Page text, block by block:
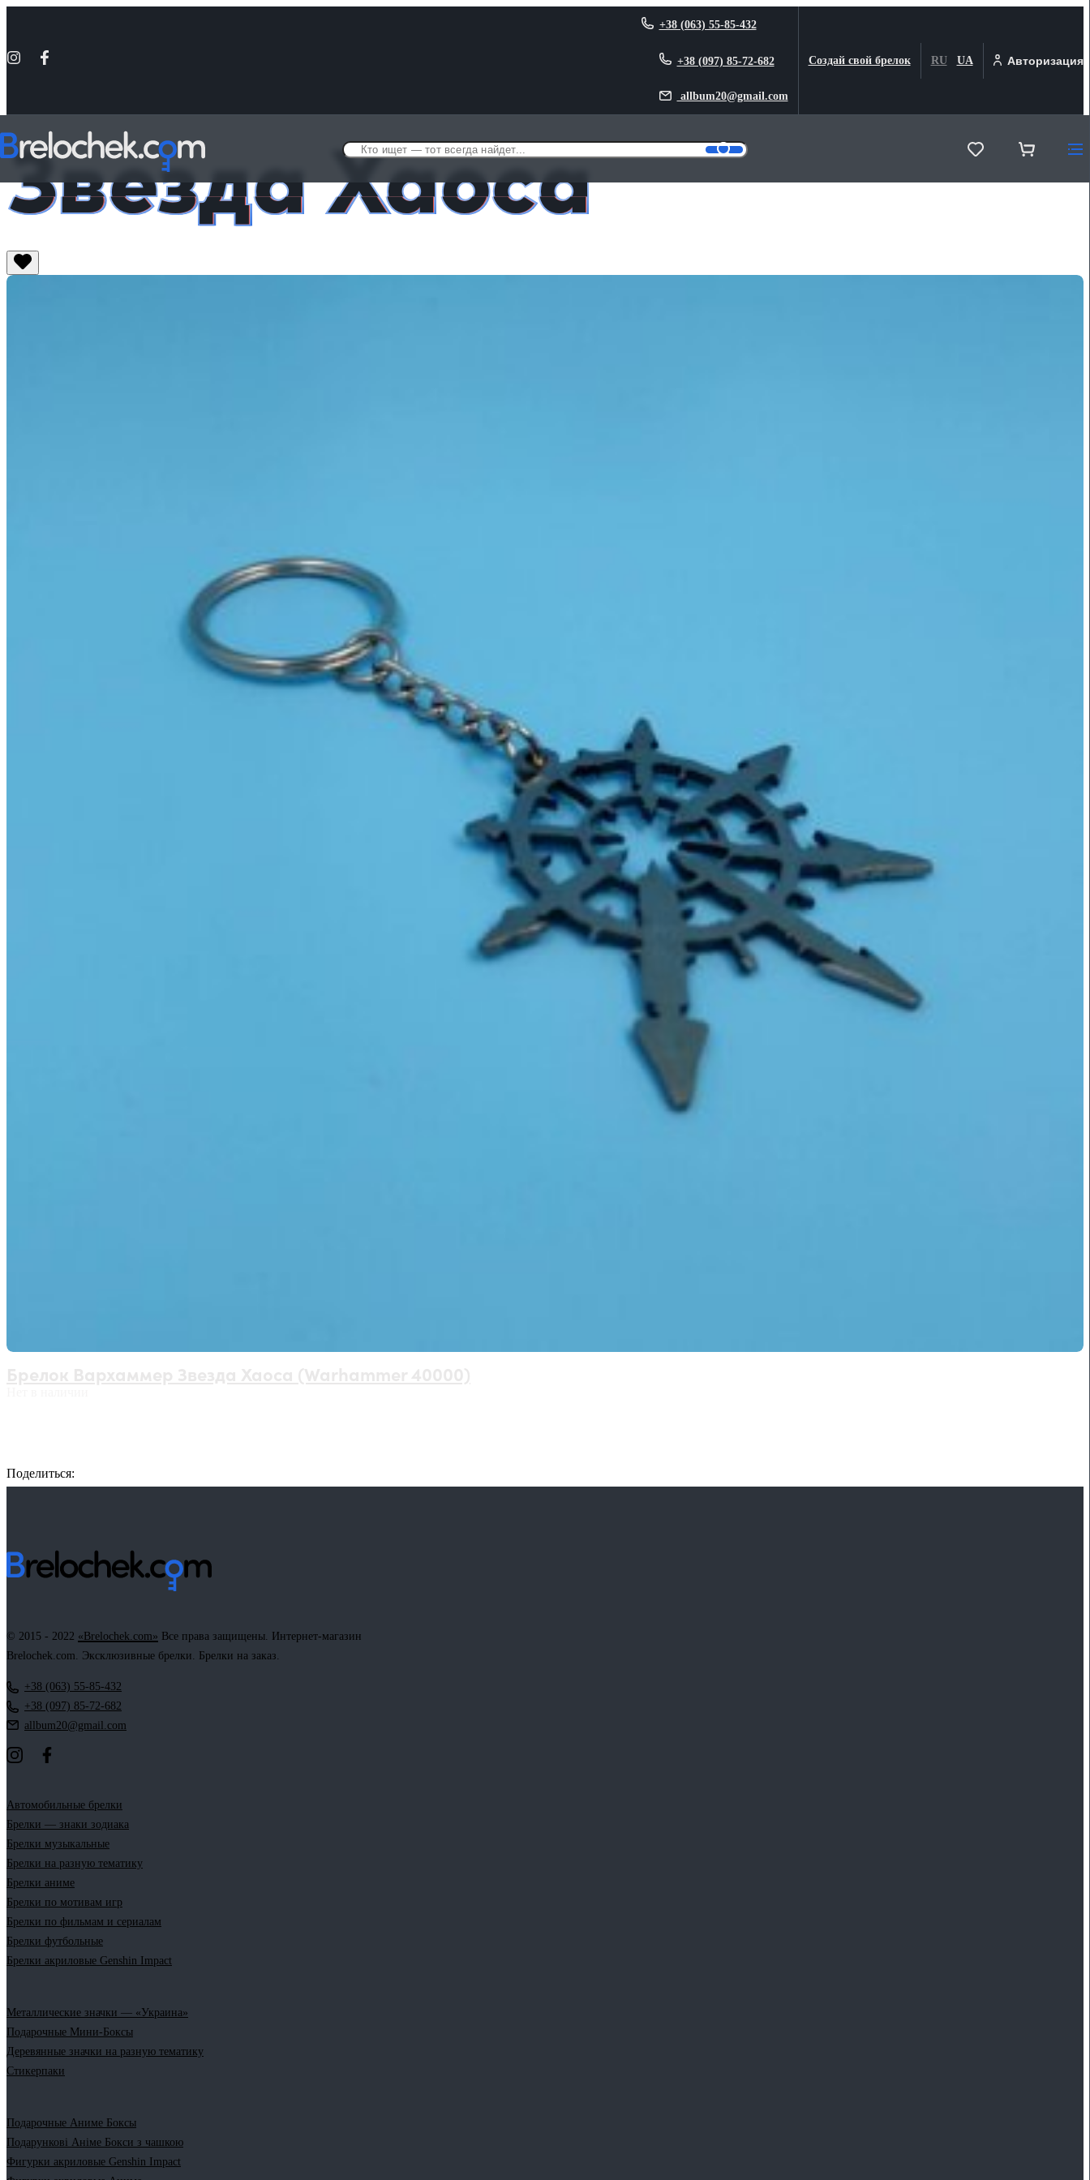
+38 (063) 55-85-432
+38 (097) 85-72-682
allbum20@gmail.com
Создай свой брелок RU UA Авторизация
Звезда Хаоса
Поделиться:
FacebookTwitter Email LinkedInCopy
© 2015 - 2022 «Brelochek.com» Все права защищены. Интернет-магазин
Brelochek.com. Эксклюзивные брелки. Брелки на заказ.
+38 (063) 55-85-432
+38 (097) 85-72-682
allbum20@gmail.com
Автомобильные брелки
Брелки — знаки зодиака
Брелки музыкальные
Брелки на разную тематику
Брелки аниме
Брелки по мотивам игр
Брелки по фильмам и сериалам
Брелки футбольные
Брелки акриловые Genshin Impact
Металлические значки — «Украина»
Подарочные Мини-Боксы
Деревянные значки на разную тематику
Стикерпаки
Подарочные Аниме Боксы
Подарункові Аніме Бокси з чашкою
Фигурки акриловые Genshin Impact